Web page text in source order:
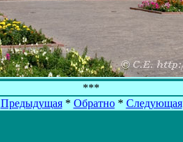
***
Предыдущая* Обратно* Следующая